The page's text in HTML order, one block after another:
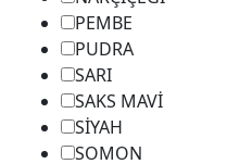
PEMBE
PUDRA
SARI
SAKS MAVİ
SİYAH
SOMON